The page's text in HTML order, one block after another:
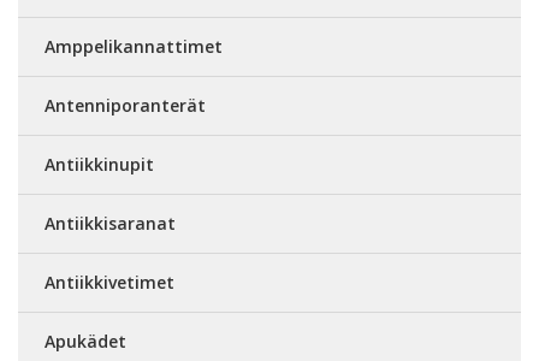
Amppelikannattimet
Antenniporanterät
Antiikkinupit
Antiikkisaranat
Antiikkivetimet
Apukädet